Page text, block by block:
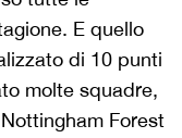
E quello
di 10 punti
molte squadre,
Forest